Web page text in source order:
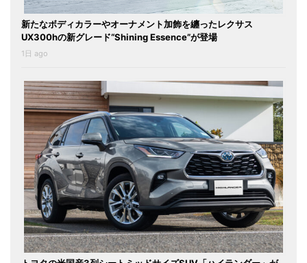
新たなボディカラーやオーナメント加飾を纏ったレクサス
UX300hの新グレード“Shining Essence”が登場
1日 ago